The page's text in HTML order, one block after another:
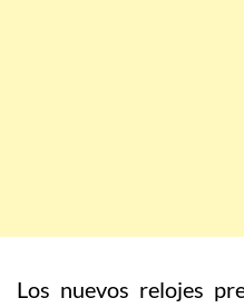
Los nuevos relojes